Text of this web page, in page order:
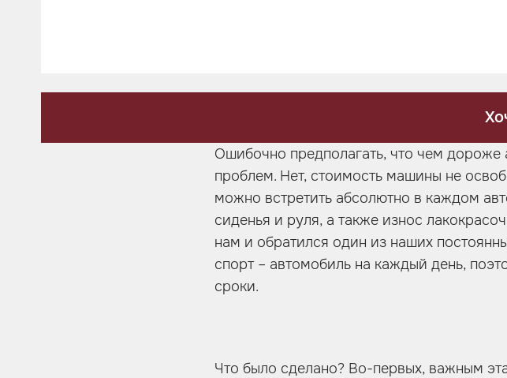
Ошибочно предполагать, что чем
проблем. Нет, стоимость машины не
можно встретить абсолютно в каждом
сиденья и руля, а также износ
нам и обратился один из наших
спорт – автомобиль на каждый день,
сроки.
Что было сделано? Во-первых, важным